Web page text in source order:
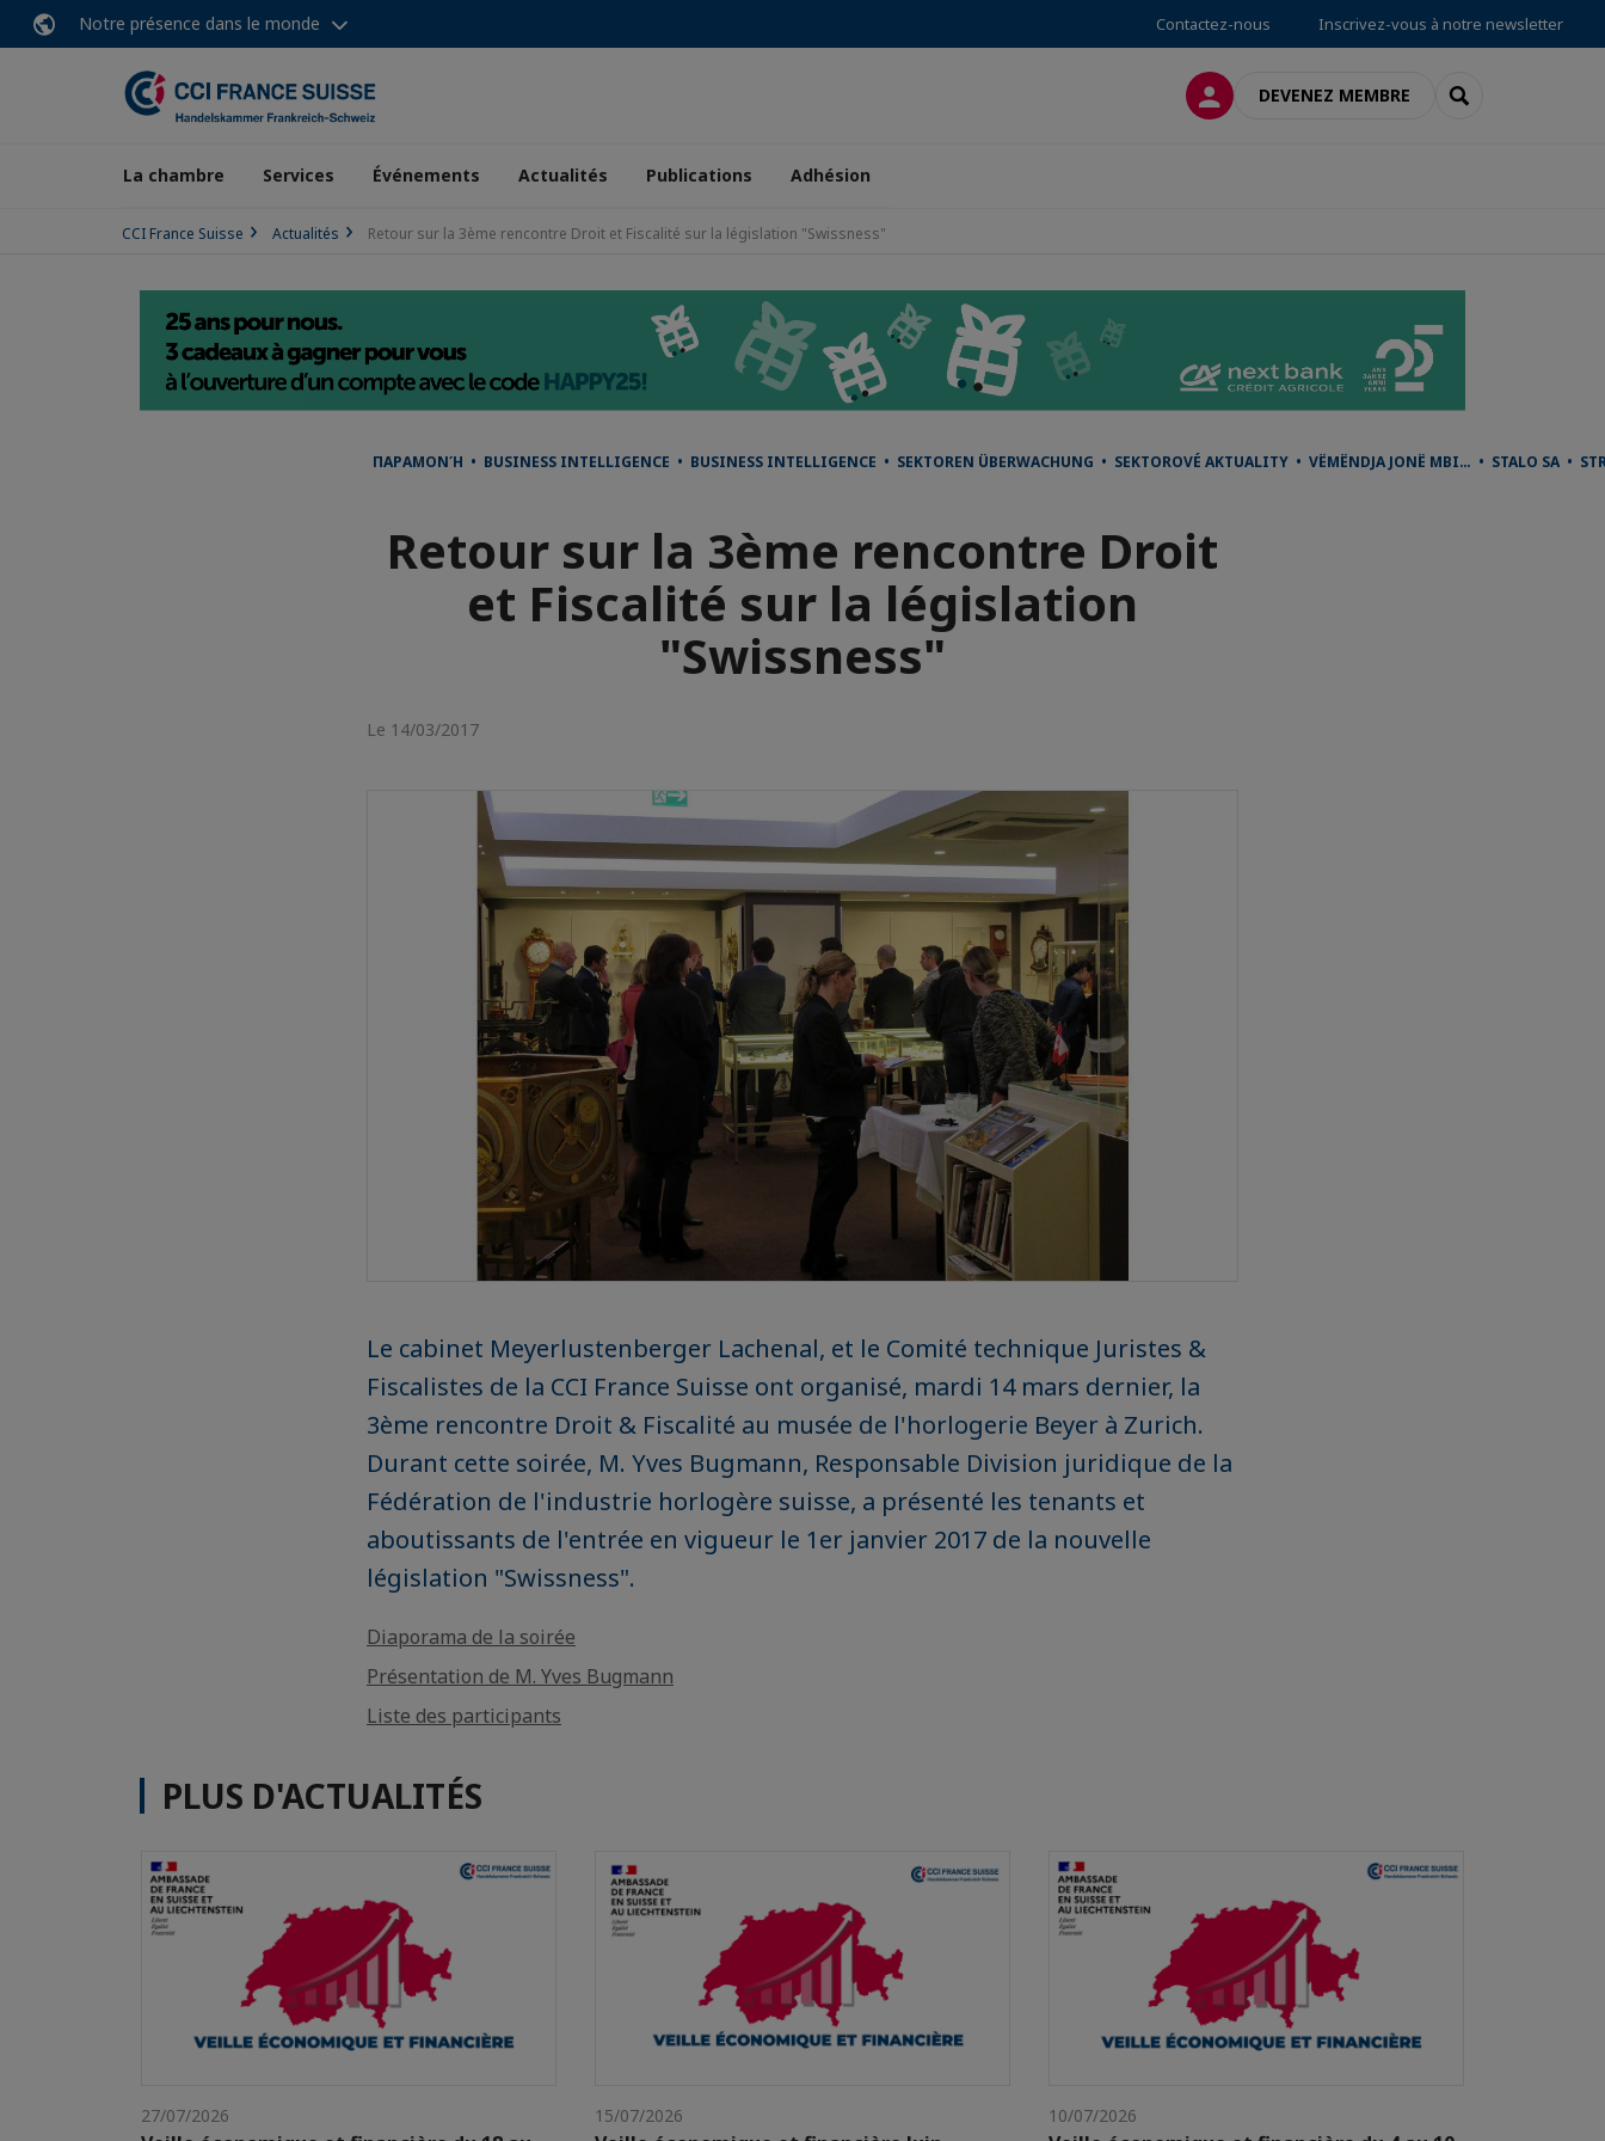
Notre présence dans le monde Contactez-nous Inscrivez-vous à notre newsletter
CONNEXIONDEVENEZ MEMBRE RECHERCHER
La chambre Services Événements Actualités Publications Adhésion
CCI France Suisse Actualités Retour sur la 3ème rencontre Droit et Fiscalité sur la législation "Swissness"
ΠΑΡΑΜΟΝΉ • BUSINESS INTELLIGENCE • BUSINESS INTELLIGENCE • SEKTOREN ÜBERWACHUNG • SEKTOROVÉ AKTUALITY • VËMËNDJA JONË MBI… • STALO
Retour sur la 3ème rencontre Droit
et Fiscalité sur la législation
"Swissness"
Le 14/03/2017
Le cabinet Meyerlustenberger Lachenal, et le Comité technique Juristes &
Fiscalistes de la CCI France Suisse ont organisé, mardi 14 mars dernier, la
3ème rencontre Droit & Fiscalité au musée de l'horlogerie Beyer à Zurich.
Durant cette soirée, M. Yves Bugmann, Responsable Division juridique de la
Fédération de l'industrie horlogère suisse, a présenté les tenants et
aboutissants de l'entrée en vigueur le 1er janvier 2017 de la nouvelle
législation "Swissness".
Diaporama de la soirée
Présentation de M. Yves Bugmann
Liste des participants
PLUS D'ACTUALITÉS
27/07/2026 15/07/2026 10/07/2026